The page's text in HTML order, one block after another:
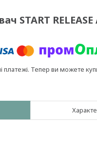
START RELEASE
платежі. Тепер ви можете